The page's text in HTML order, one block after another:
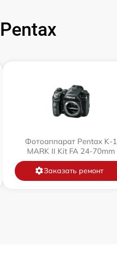
Фотоаппарат Pentax K-1
MARK II Kit FA 24-70mm
Заказать ремонт